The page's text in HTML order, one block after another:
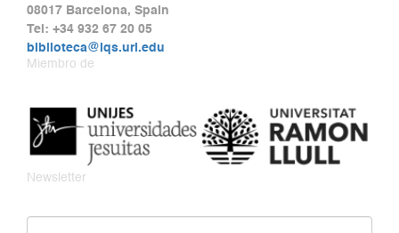
08017 Barcelona, Spain
Tel: +34 932 67 20 05
biblioteca@iqs.url.edu
Miembro de
Newsletter